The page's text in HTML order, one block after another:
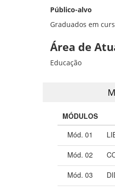
Público-alvo
Graduados em
Área de
Educação
MÓDULOS
Mód. 01
Mód. 02
Mód. 03